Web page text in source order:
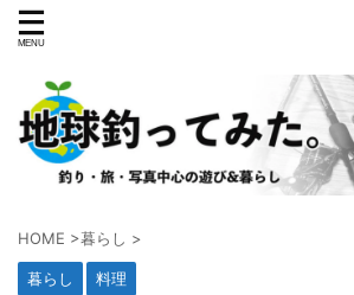
HOME >暮らし >
暮らし 料理